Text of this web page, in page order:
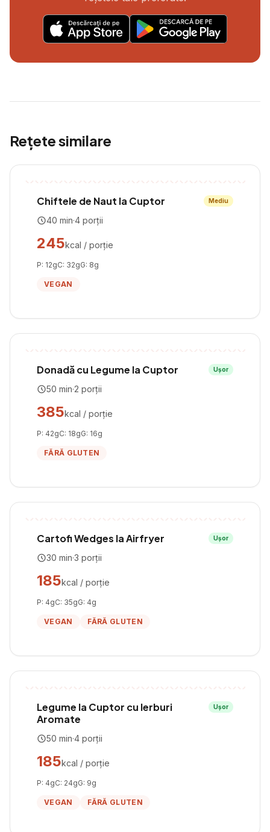
Rețete similare
Chiftele de Naut la Cuptor Mediu
40 min·4 porții
245kcal / porție
P: 12gC: 32gG: 8g
VEGAN
Donadă cu Legume la Cuptor Ușor
50 min·2 porții
385kcal / porție
P: 42gC: 18gG: 16g
FĂRĂ GLUTEN
Cartofi Wedges la Airfryer Ușor
30 min·3 porții
185kcal / porție
P: 4gC: 35gG: 4g
VEGAN FĂRĂ GLUTEN
Legume la Cuptor cu Ierburi
Aromate
Ușor
50 min·4 porții
185kcal / porție
P: 4gC: 24gG: 9g
VEGAN FĂRĂ GLUTEN